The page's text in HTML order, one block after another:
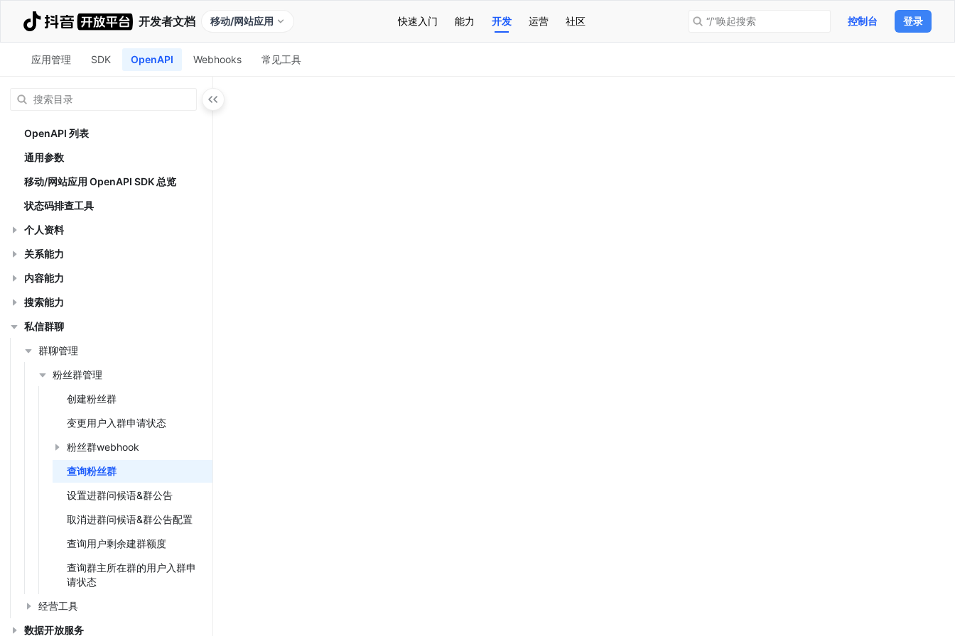
开发者文档 移动/网站应用 快速入门 能力 开发 运营 社区 “/”唤起搜索 控制台 登录
应用管理 SDK OpenAPI Webhooks 常见工具
OpenAPI 列表
通用参数
移动/网站应用 OpenAPI SDK 总览
状态码排查工具
个人资料
关系能力
内容能力
搜索能力
私信群聊
群聊管理
粉丝群管理
创建粉丝群
变更用户入群申请状态
粉丝群webhook
查询粉丝群
设置进群问候语&群公告
取消进群问候语&群公告配置
查询用户剩余建群额度
查询群主所在群的用户入群申
请状态
经营工具
数据开放服务